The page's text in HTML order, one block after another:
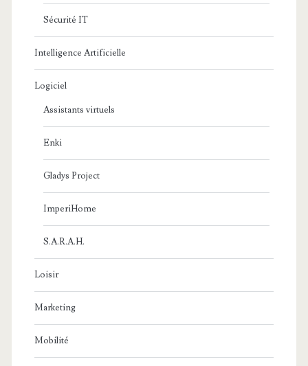
Sécurité IT
Intelligence Artificielle
Logiciel
Assistants virtuels
Enki
Gladys Project
ImperiHome
S.A.R.A.H.
Loisir
Marketing
Mobilité